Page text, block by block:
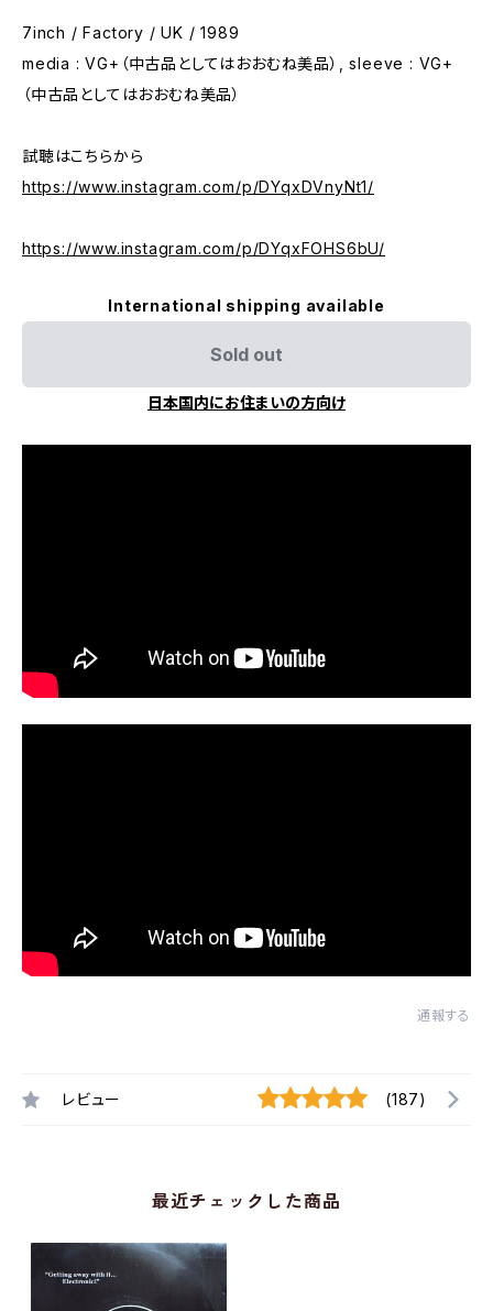
7inch / Factory / UK / 1989
media : VG+（中古品としてはおおむね美品）, sleeve : VG+
（中古品としてはおおむね美品）
試聴はこちらから
https://www.instagram.com/p/DYqxDVnyNt1/
https://www.instagram.com/p/DYqxFOHS6bU/
International shipping available
Sold out
日本国内にお住まいの方向け
通報する
レビュー (187)
最近チェックした商品